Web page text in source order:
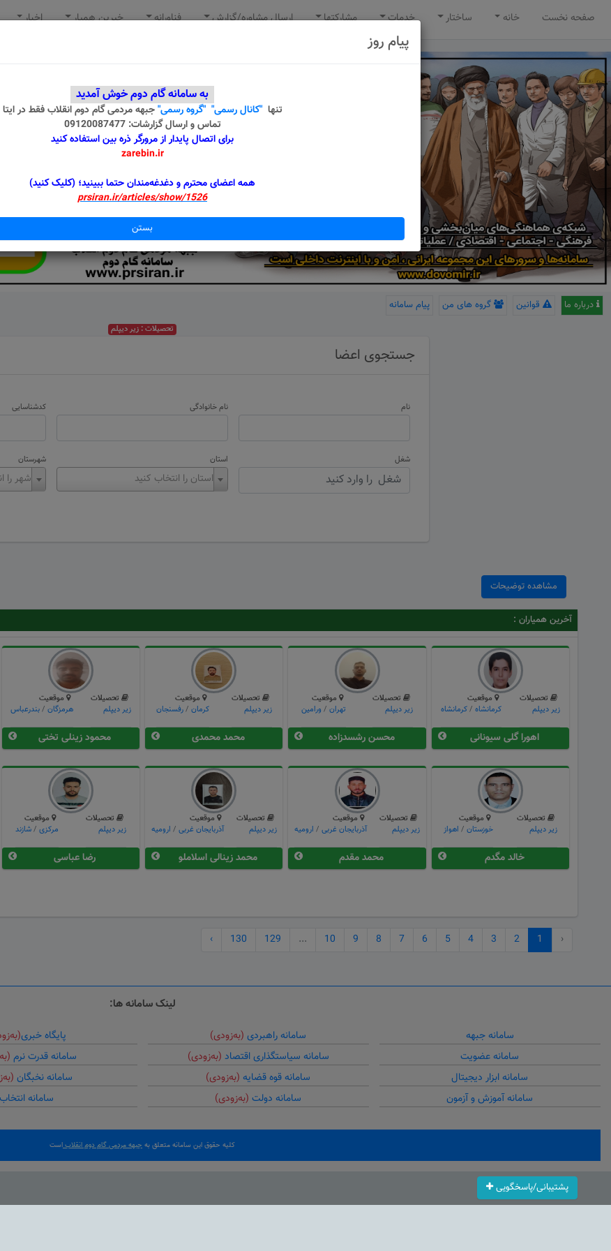
صفحه نخست خانه ساختار خدمات مشارکتها ارسال مشاوره/گزارش فناورانه خیرین همیار اخبار
درباره ما قوانین گروه های من پیام سامانه
تحصیلات : زیر دیپلم
جستجوی اعضا
نام نام خانوادگی کدشناسایی
شغل استان
استان را انتخاب کنید
شهرستان
شهر را
مشاهده توضیحات
آخرین همیاران :
تحصیلات
زیر دیپلم
موقعیت
كرمانشاه /کرمانشاه
اهورا گلی سیونانی
تحصیلات
زیر دیپلم
موقعیت
تهران/ ورامين
محسن رشسدزاده
تحصیلات
زیر دیپلم
موقعیت
كرمان /رفسنجان
محمد محمدی
تحصیلات
زیر دیپلم
موقعیت
هرمزگان/بندرعباس
محمود زینلی تختی
تحصیلات
زیر دیپلم
موقعیت
خوزستان / اهواز
خالد مگدم
تحصیلات
زیر دیپلم
موقعیت
آذربایجان غربی/ ارومیه
محمد مقدم
تحصیلات
زیر دیپلم
موقعیت
آذربایجان غربی / ارومیه
محمد زینالی اسلاملو
تحصیلات
زیر دیپلم
موقعیت
مركزی/شازند
رضا عباسی
‹
1
2
3
4
5
6
7
8
9
10
...
129
130
›
پشتیبانی/پاسخگویی
لینک سامانه ها:
سامانه جبهه
سامانه عضویت
سامانه ابزار دیجیتال
سامانه آموزش و آزمون
سامانه راهبردی (به‌زودی)
سامانه سیاستگذاری اقتصاد (به‌زودی)
سامانه قوه قضایه (به‌زودی)
سامانه دولت (به‌زودی)
پایگاه خبری
سامانه قدرت نرم
سامانه نخبگان
سامانه انتخاب
کلیه حقوق این سامانه متعلق به جبهه مردمی گام دوم انقلاباست
پیام روز
به سامانه گام دوم خوش آمدید
تنها"کانال رسمی" "گروه رسمی"جبهه مردمی گام دوم انقلابفقط در ایتا
تماس و ارسال گزارشات: 09120087477
برای اتصال پایدار از مرورگر ذره بین استفاده کنید
zarebin.ir
همه اعضای محترم و دغدغه‌مندان حتما ببینید؛ (کلیک کنید)
prsiran.ir/articles/show/1526
بستن